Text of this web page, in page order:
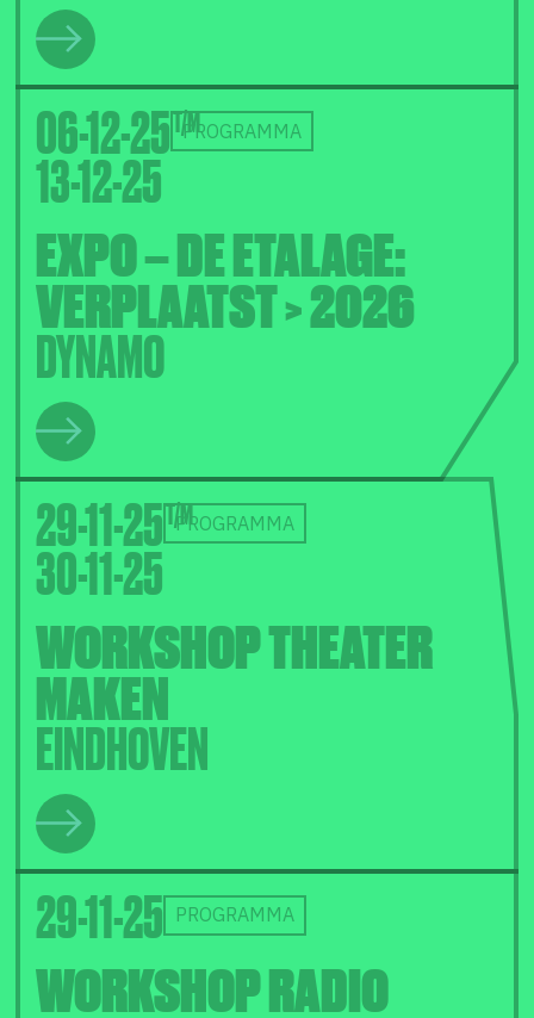
06-12-25
13-12-25
PROGRAMMA
EXPO – DE ETALAGE:
VERPLAATST > 2026
DYNAMO
29-11-25
30-11-25
PROGRAMMA
WORKSHOP THEATER
MAKEN
EINDHOVEN
29-11-25 PROGRAMMA
WORKSHOP RADIO